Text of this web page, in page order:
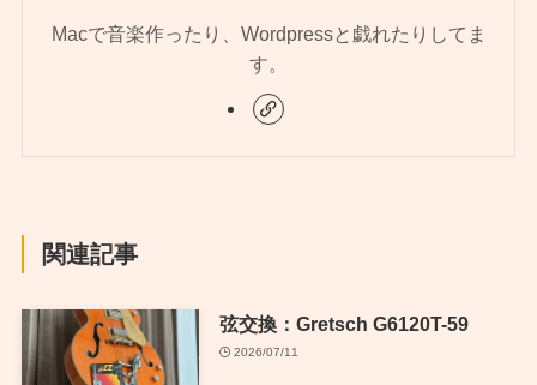
Macで音楽作ったり、Wordpressと戯れたりしてま
す。
関連記事
弦交換：Gretsch G6120T-59
2026/07/11